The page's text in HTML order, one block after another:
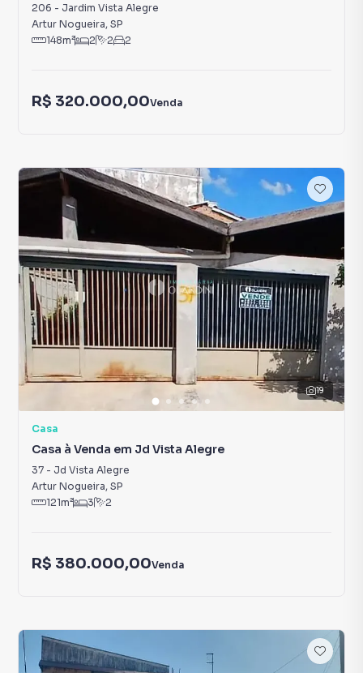
206 - Jardim Vista Alegre
Artur Nogueira, SP
148m² 2 2 2
R$ 320.000,00Venda
19
Casa
Casa à Venda em Jd Vista Alegre
37 - Jd Vista Alegre
Artur Nogueira, SP
121m² 3 2
R$ 380.000,00Venda